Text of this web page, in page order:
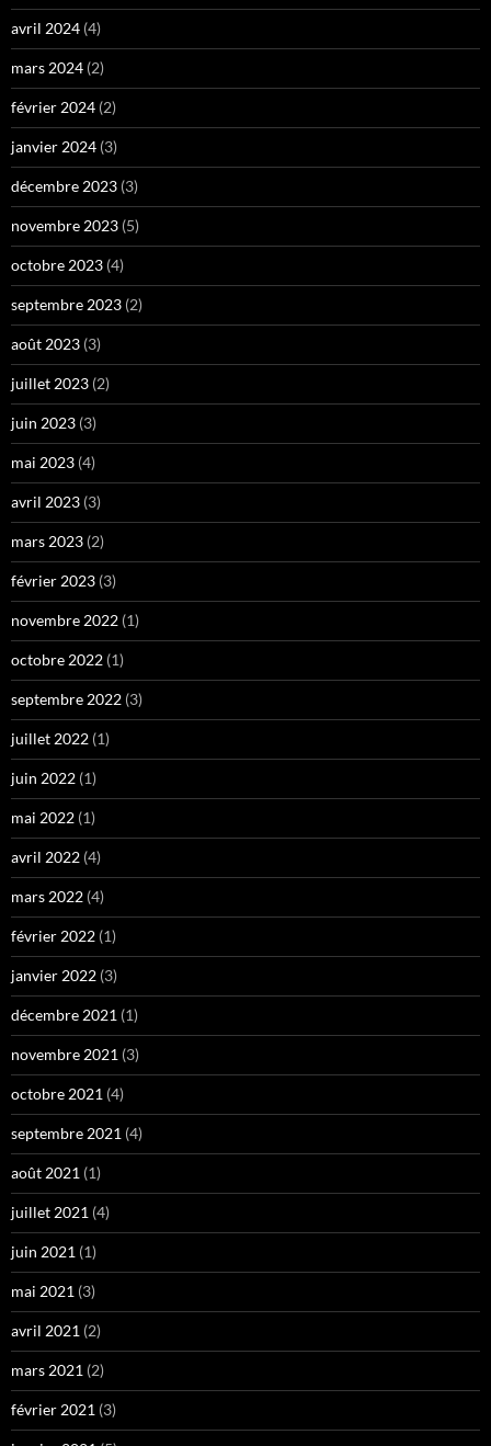
avril 2024 (4)
mars 2024 (2)
février 2024 (2)
janvier 2024 (3)
décembre 2023 (3)
novembre 2023 (5)
octobre 2023 (4)
septembre 2023 (2)
août 2023 (3)
juillet 2023 (2)
juin 2023 (3)
mai 2023 (4)
avril 2023 (3)
mars 2023 (2)
février 2023 (3)
novembre 2022 (1)
octobre 2022 (1)
septembre 2022 (3)
juillet 2022 (1)
juin 2022 (1)
mai 2022 (1)
avril 2022 (4)
mars 2022 (4)
février 2022 (1)
janvier 2022 (3)
décembre 2021 (1)
novembre 2021 (3)
octobre 2021 (4)
septembre 2021 (4)
août 2021 (1)
juillet 2021 (4)
juin 2021 (1)
mai 2021 (3)
avril 2021 (2)
mars 2021 (2)
février 2021 (3)